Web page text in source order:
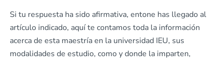
Si tu respuesta ha sido afirmativa, entone has llegado al
artículo indicado, aquí te contamos toda la información
acerca de esta maestría en la universidad IEU, sus
modalidades de estudio, como y donde la imparten,